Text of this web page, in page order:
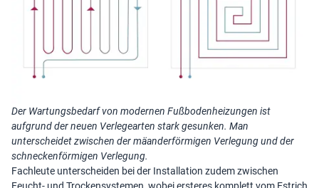
Der Wartungsbedarf von modernen Fußbodenheizungen ist
aufgrund der neuen Verlegearten stark gesunken. Man
unterscheidet zwischen der mäanderförmigen Verlegung und der
schneckenförmigen Verlegung.
Fachleute unterscheiden bei der Installation zudem zwischen